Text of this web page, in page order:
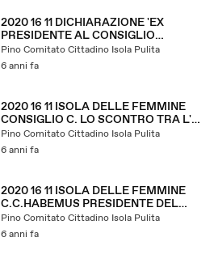
2020 16 11 DICHIARAZIONE 'EX
PRESIDENTE AL CONSIGLIO
COMUNALE DI ISOLA RAPPA PIETRO
ABBANDONA IL GRUPPO DELL'EX
Pino Comitato Cittadino Isola Pulita
6 anni fa
2020 16 11 ISOLA DELLE FEMMINE
CONSIGLIO C. LO SCONTRO TRA L'
EX SINDACO BOLOGNA STEFANO E
IL TRANSFUGA RAPPA PIETRO I 4^
Pino Comitato Cittadino Isola Pulita
6 anni fa
2020 16 11 ISOLA DELLE FEMMINE
C.C.HABEMUS PRESIDENTE DEL
CONSIGLIO 2^ PARTE
Pino Comitato Cittadino Isola Pulita
6 anni fa